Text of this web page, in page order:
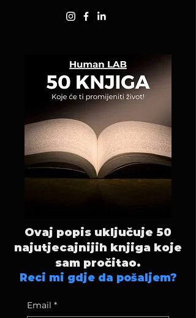
Ovaj popis uključuje 50
najutjecajnijih knjiga koje
sam pročitao.
Reci mi gdje da pošaljem?
Email *